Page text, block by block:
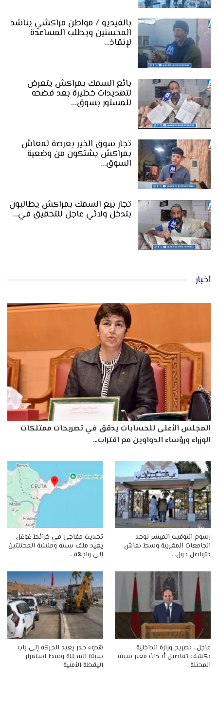
بالفيديو / مواطن مراكشي يناشد
المحسنين ويطلب المساعدة
لإنقاذ…
بائع السمك بمراكش يتعرض
لتهديدات خطيرة بعد فضحه
للمستور بسوق…
تجار سوق الخير بعرصة لمعاش
بمراكش يشتكون من وضعية
السوق…
تجار بيع السمك بمراكش يطالبون
بتدخل ولائي عاجل للتحقيق في…
أخبار
المجلس الأعلى للحسابات يدقق في تصريحات ممتلكات
الوزراء ورؤساء الدواوين مع اقتراب…
رسوم التوقيت الميسر توحد
الجامعات المغربية وسط نقاش
متواصل حول…
تحديث مفاجئ في خرائط غوغل
يعيد ملف سبتة ومليلية المحتلتين
إلى واجهة…
عاجل.. تصريح وزارة الداخلية
يكشف تفاصيل أحداث معبر سبتة
المحتلة
هدوء حذر يعيد الحركة إلى باب
سبتة المحتلة وسط استمرار
اليقظة الأمنية